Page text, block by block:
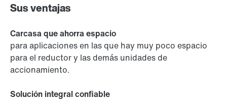
Sus ventajas
Carcasa que ahorra espacio
para aplicaciones en las que hay muy poco espacio
para el reductor y las demás unidades de
accionamiento.
Solución integral confiable